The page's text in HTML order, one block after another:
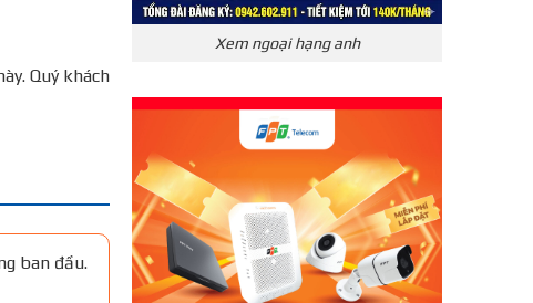
Quý khách
ban đầu.
Xem ngoại hạng anh